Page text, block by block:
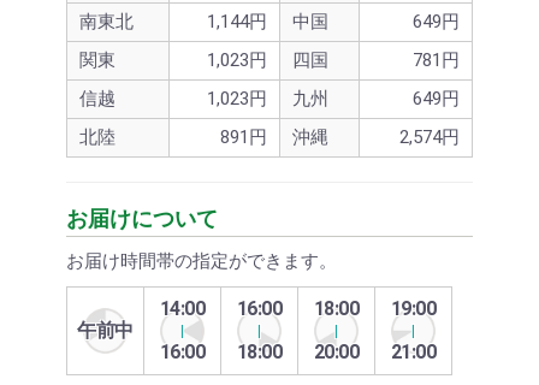
南東北
1,144円 中国
649円
関東
1,023円 四国
781円
信越
1,023円 九州
649円
北陸
891円 沖縄 2,574円
お届けについて
お届け時間帯の指定ができます。
午前中
14:00
16:00
16:00
18:00
18:00
20:00
19:00
21:00